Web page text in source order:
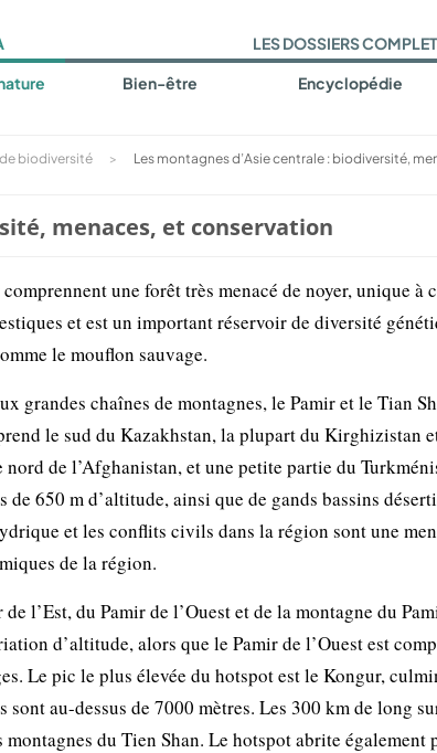
LES DOSSIERS
Bien-être Encyclopédie
biodiversité >
Les montagnes d’Asie centrale : biodiversité,
menaces, et conservation
une forêt très menacé de noyer, unique à
et est un important réservoir de diversité
le mouflon sauvage.
grandes chaînes de montagnes, le Pamir et le Tian
le sud du Kazakhstan, la plupart du Kirghizistan
de l’Afghanistan, et une petite partie du
650 m d’altitude, ainsi que de gands bassins
et les conflits civils dans la région sont une
de la région.
l’Est, du Pamir de l’Ouest et de la montagne du
d’altitude, alors que le Pamir de l’Ouest est
Le pic le plus élevée du hotspot est le Kongur,
au-dessus de 7000 mètres. Les 300 km de long
du Tien Shan. Le hotspot abrite également